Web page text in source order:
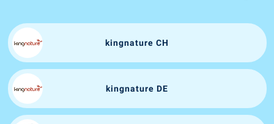
kingnature CH
kingnature DE